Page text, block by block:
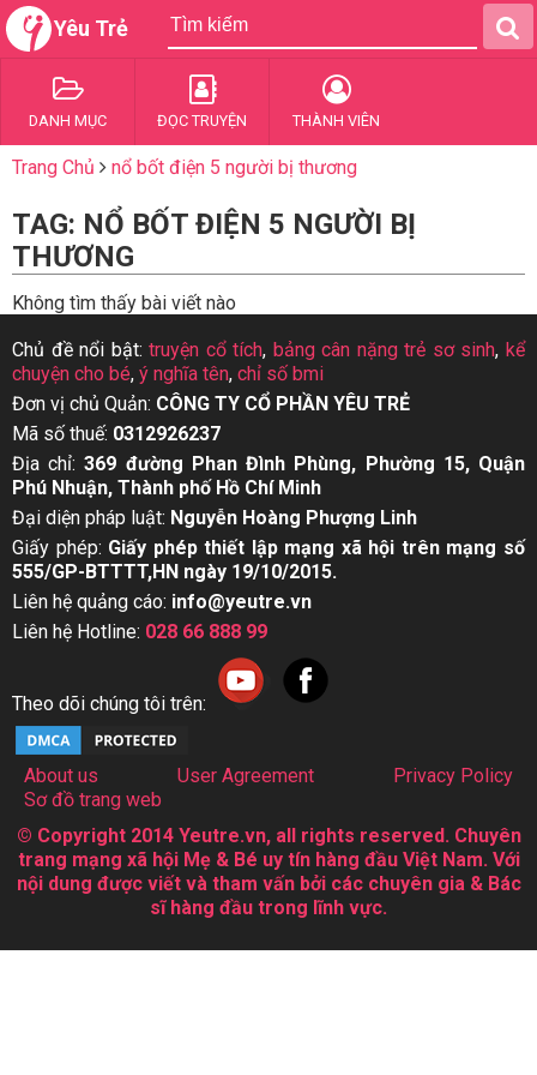
Yêu Trẻ
DANH MỤC ĐỌC TRUYỆN THÀNH VIÊN
Trang Chủ nổ bốt điện 5 người bị thương
TAG: NỔ BỐT ĐIỆN 5 NGƯỜI BỊ
THƯƠNG
Không tìm thấy bài viết nào
Chủ đề nổi bật:truyện cổ tích, bảng cân nặng trẻ sơ sinh,kể
chuyện cho bé, ý nghĩa tên, chỉ số bmi
Đơn vị chủ Quản: CÔNG TY CỔ PHẦN YÊU TRẺ
Mã số thuế: 0312926237
Địa chỉ:369 đường Phan Đình Phùng, Phường 15, Quận
Phú Nhuận, Thành phố Hồ Chí Minh
Đại diện pháp luật: Nguyễn Hoàng Phượng Linh
Giấy phép: Giấy phép thiết lập mạng xã hội trên mạng số
555/GP-BTTTT,HN ngày 19/10/2015.
Liên hệ quảng cáo: info@yeutre.vn
Liên hệ Hotline: 028 66 888 99
Theo dõi chúng tôi trên:
About us User Agreement
Privacy Policy
Sơ đồ trang web
© Copyright 2014 Yeutre.vn, all rights reserved. Chuyên
trang mạng xã hội Mẹ & Bé uy tín hàng đầu Việt Nam. Với
nội dung được viết và tham vấn bởi các chuyên gia & Bác
sĩ hàng đầu trong lĩnh vực.